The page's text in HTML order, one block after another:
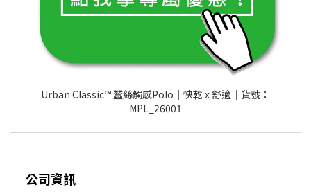
Urban Classic™ 蠶絲觸感Polo｜快乾 x 舒適｜貨號：
MPL_26001
公司資訊